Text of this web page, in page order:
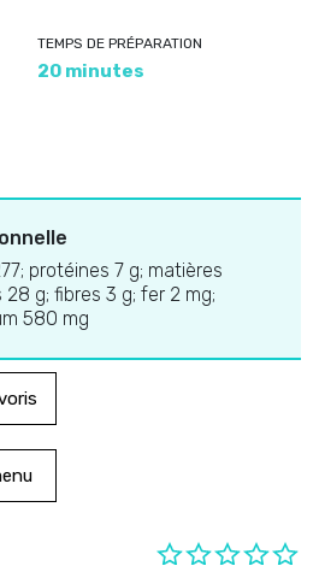
TEMPS DE PRÉPARATION
20 minutes
protéines 7 g; matières
g; fibres 3 g; fer 2 mg;
580 mg